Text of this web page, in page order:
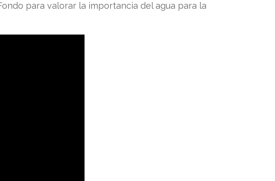
para valorar la importancia del agua para la